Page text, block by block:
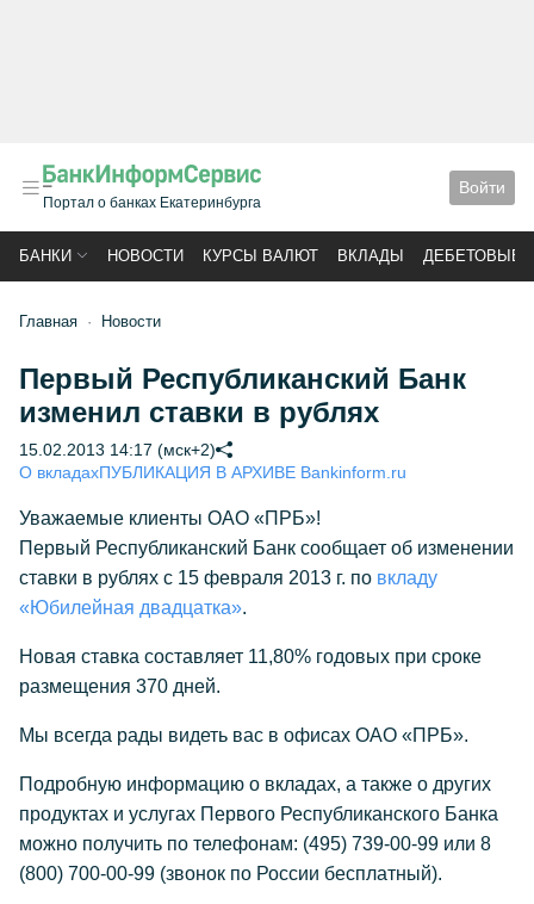
Портал о банках Екатеринбурга
Войти
БАНКИ НОВОСТИ КУРСЫ ВАЛЮТ ВКЛАДЫ ДЕБЕТОВЫЕ
Главная Новости
Первый Республиканский Банк
изменил ставки в рублях
15.02.2013 14:17 (мск+2)
О вкладахПУБЛИКАЦИЯ В АРХИВЕ Bankinform.ru
Уважаемые клиенты ОАО «ПРБ»!
Первый Республиканский Банк сообщает об изменении
ставки в рублях с 15 февраля 2013 г. по вкладу
«Юбилейная двадцатка».
Новая ставка составляет 11,80% годовых при сроке
размещения 370 дней.
Мы всегда рады видеть вас в офисах ОАО «ПРБ».
Подробную информацию о вкладах, а также о других
продуктах и услугах Первого Республиканского Банка
можно получить по телефонам: (495) 739-00-99 или 8
(800) 700-00-99 (звонок по России бесплатный).